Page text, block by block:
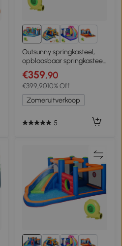
3+
Outsunny springkasteel,
opblaasbaar springkasteel,
waterpark met
waterglijbaan, kleurrijk
€359,90
€399,9010% Off
Zomeruitverkoop
5